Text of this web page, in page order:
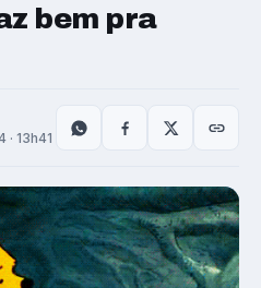
bem pra
13h41